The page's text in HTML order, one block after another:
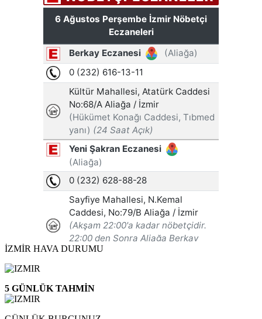
İZMİR HAVA DURUMU
5 GÜNLÜK TAHMİN